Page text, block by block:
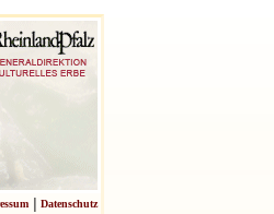
| Datenschutz